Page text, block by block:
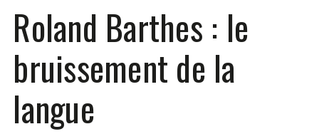
Roland Barthes : le
bruissement de la
langue